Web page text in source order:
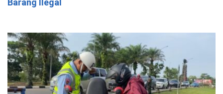
Barang Ilegal